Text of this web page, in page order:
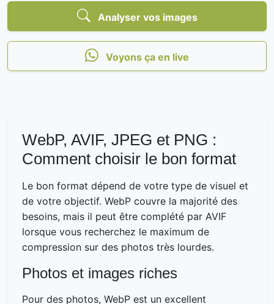
Analyser vos images
Voyons ça en live
WebP, AVIF, JPEG et PNG :
Comment choisir le bon format
Le bon format dépend de votre type de visuel et
de votre objectif. WebP couvre la majorité des
besoins, mais il peut être complété par AVIF
lorsque vous recherchez le maximum de
compression sur des photos très lourdes.
Photos et images riches
Pour des photos, WebP est un excellent